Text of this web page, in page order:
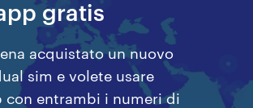
gratis
acquistato un nuovo
sim e volete usare
con entrambi i numeri di